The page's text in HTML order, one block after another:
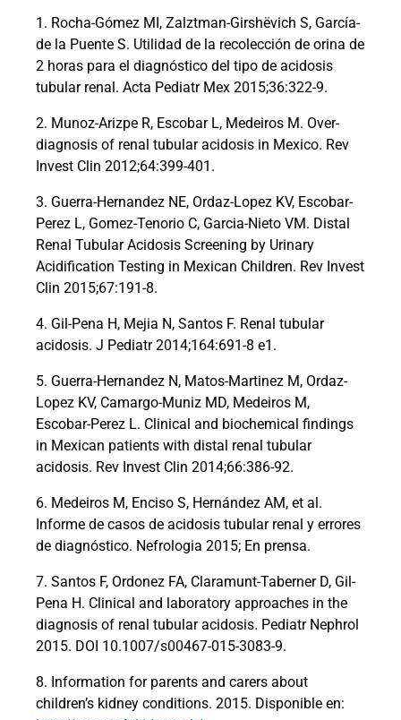
1. Rocha-Gómez MI, Zalztman-Girshëvich S, García-
de la Puente S. Utilidad de la recolección de orina de
2 horas para el diagnóstico del tipo de acidosis
tubular renal. Acta Pediatr Mex 2015;36:322-9.
2. Munoz-Arizpe R, Escobar L, Medeiros M. Over-
diagnosis of renal tubular acidosis in Mexico. Rev
Invest Clin 2012;64:399-401.
3. Guerra-Hernandez NE, Ordaz-Lopez KV, Escobar-
Perez L, Gomez-Tenorio C, Garcia-Nieto VM. Distal
Renal Tubular Acidosis Screening by Urinary
Acidification Testing in Mexican Children. Rev Invest
Clin 2015;67:191-8.
4. Gil-Pena H, Mejia N, Santos F. Renal tubular
acidosis. J Pediatr 2014;164:691-8 e1.
5. Guerra-Hernandez N, Matos-Martinez M, Ordaz-
Lopez KV, Camargo-Muniz MD, Medeiros M,
Escobar-Perez L. Clinical and biochemical findings
in Mexican patients with distal renal tubular
acidosis. Rev Invest Clin 2014;66:386-92.
6. Medeiros M, Enciso S, Hernández AM, et al.
Informe de casos de acidosis tubular renal y errores
de diagnóstico. Nefrologia 2015; En prensa.
7. Santos F, Ordonez FA, Claramunt-Taberner D, Gil-
Pena H. Clinical and laboratory approaches in the
diagnosis of renal tubular acidosis. Pediatr Nephrol
2015. DOI 10.1007/s00467-015-3083-9.
8. Information for parents and carers about
children’s kidney conditions. 2015. Disponible en: